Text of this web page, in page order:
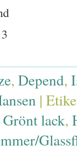
, Depend,
|
Grönt lack,